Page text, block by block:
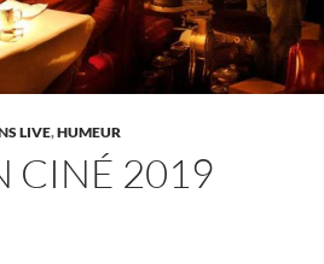
LIVE,HUMEUR
CINÉ 2019